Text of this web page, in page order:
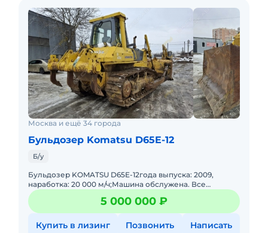
Москва и ещё 34 города
Бульдозер Komatsu D65E-12
Б/у
Бульдозер KOMATSU D65E-12года выпуска: 2009,
наработка: 20 000 м/ч;Машина обслужена. Все
технические жидкости и фильтры заменены. Ходовая
часть в хорошем состо5 000 000 ₽
Купить в лизинг Позвонить Написать